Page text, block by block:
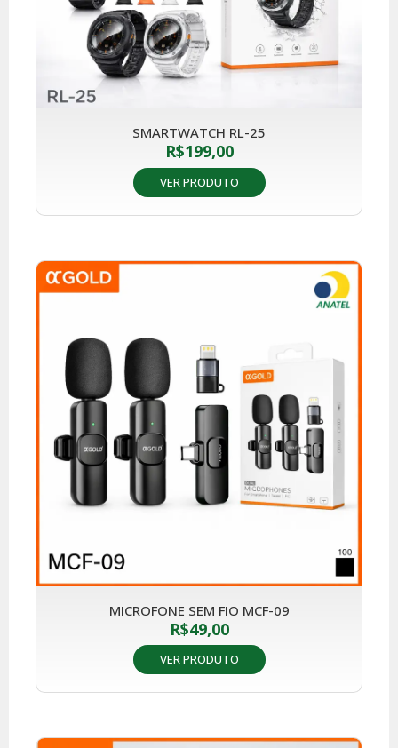
SMARTWATCH RL-25
R$199,00
VER PRODUTO
MICROFONE SEM FIO MCF-09
R$49,00
VER PRODUTO